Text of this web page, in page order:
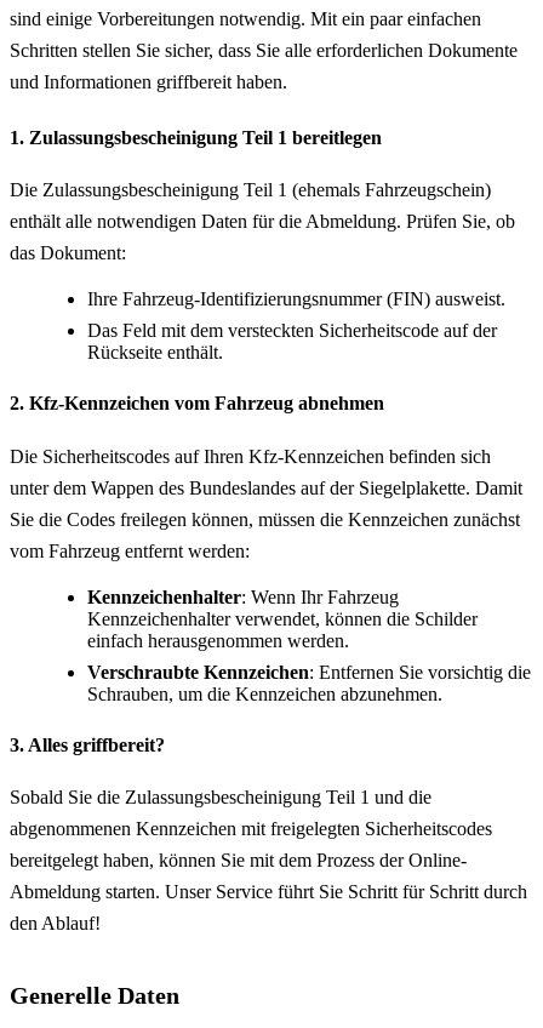
sind einige Vorbereitungen notwendig. Mit ein paar einfachen
Schritten stellen Sie sicher, dass Sie alle erforderlichen Dokumente
und Informationen griffbereit haben.
1. Zulassungsbescheinigung Teil 1 bereitlegen
Die Zulassungsbescheinigung Teil 1 (ehemals Fahrzeugschein)
enthält alle notwendigen Daten für die Abmeldung. Prüfen Sie, ob
das Dokument:
Ihre Fahrzeug-Identifizierungsnummer (FIN) ausweist.
Das Feld mit dem versteckten Sicherheitscode auf der
Rückseite enthält.
2. Kfz-Kennzeichen vom Fahrzeug abnehmen
Die Sicherheitscodes auf Ihren Kfz-Kennzeichen befinden sich
unter dem Wappen des Bundeslandes auf der Siegelplakette. Damit
Sie die Codes freilegen können, müssen die Kennzeichen zunächst
vom Fahrzeug entfernt werden:
Kennzeichenhalter: Wenn Ihr Fahrzeug
Kennzeichenhalter verwendet, können die Schilder
einfach herausgenommen werden.
Verschraubte Kennzeichen: Entfernen Sie vorsichtig die
Schrauben, um die Kennzeichen abzunehmen.
3. Alles griffbereit?
Sobald Sie die Zulassungsbescheinigung Teil 1 und die
abgenommenen Kennzeichen mit freigelegten Sicherheitscodes
bereitgelegt haben, können Sie mit dem Prozess der Online-
Abmeldung starten. Unser Service führt Sie Schritt für Schritt durch
den Ablauf!
Generelle Daten